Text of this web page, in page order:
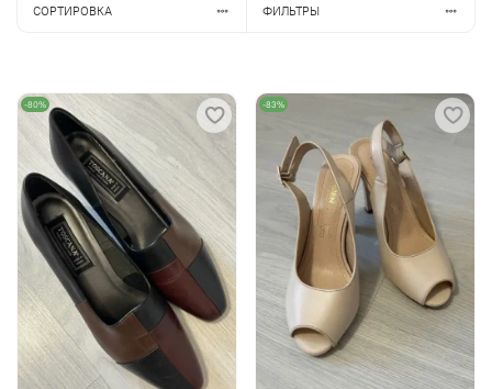
СОРТИРОВКА ФИЛЬТРЫ
-80% -83%